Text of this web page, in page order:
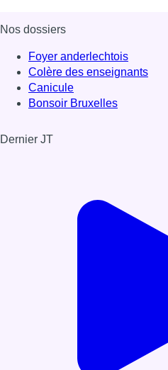
Nos dossiers
Foyer anderlechtois
Colère des enseignants
Canicule
Bonsoir Bruxelles
Dernier JT